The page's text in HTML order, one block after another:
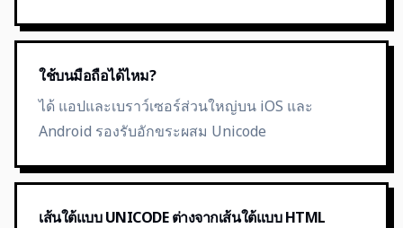
ใช้บนมือถือได้ไหม?
ได้ แอปและเบราว์เซอร์ส่วนใหญ่บน iOS และ
Android รองรับอักขระผสม Unicode
เส้นใต้แบบ UNICODE ต่างจากเส้นใต้แบบ HTML